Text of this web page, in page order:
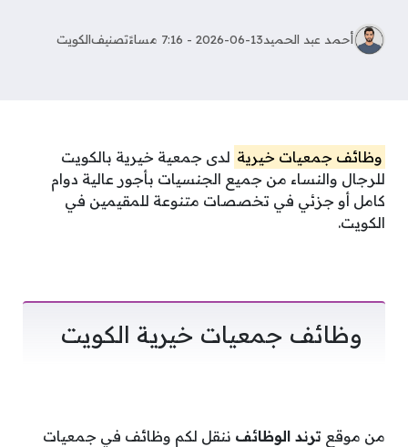
أحمد عبد الحميد2026-06-13 - 7:16 مساءً تصنيفالكويت
وظائف جمعيات خيرية لدى جمعية خيرية بالكويت
للرجال والنساء من جميع الجنسيات بأجور عالية دوام
كامل أو جزئي في تخصصات متنوعة للمقيمين في
الكويت.
وظائف جمعيات خيرية الكويت
من موقع ترند الوظائف ننقل لكم وظائف في جمعيات